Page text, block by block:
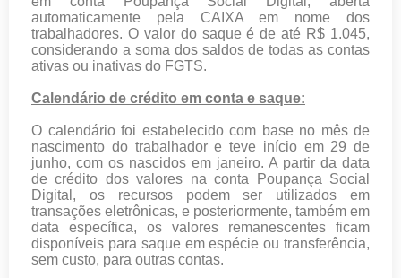
automaticamente pela CAIXA em nome dos
trabalhadores. O valor do saque é de até R$ 1.045,
considerando a soma dos saldos de todas as contas
ativas ou inativas do FGTS.
Calendário de crédito em conta e saque:
O calendário foi estabelecido com base no mês de
nascimento do trabalhador e teve início em 29 de
junho, com os nascidos em janeiro. A partir da data
de crédito dos valores na conta Poupança Social
Digital, os recursos podem ser utilizados em
transações eletrônicas, e posteriormente, também em
data específica, os valores remanescentes ficam
disponíveis para saque em espécie ou transferência,
sem custo, para outras contas.